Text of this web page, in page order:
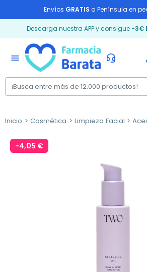
Envíos GRATIS a Península en
Descarga nuestra APP y consigue -3€
menu
Inicio Cosmética Limpieza Facial
-4,05 €